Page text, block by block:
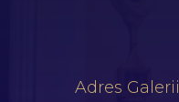
Adres Galerii